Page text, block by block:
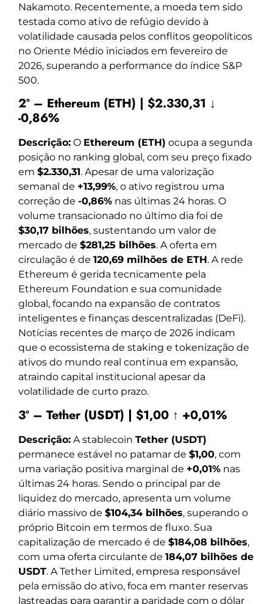
Nakamoto. Recentemente, a moeda tem sido
testada como ativo de refúgio devido à
volatilidade causada pelos conflitos geopolíticos
no Oriente Médio iniciados em fevereiro de
2026, superando a performance do índice S&P
500.
2º – Ethereum (ETH) | $2.330,31 ↓
-0,86%
Descrição: O Ethereum (ETH) ocupa a segunda
posição no ranking global, com seu preço fixado
em $2.330,31. Apesar de uma valorização
semanal de +13,99%, o ativo registrou uma
correção de -0,86% nas últimas 24 horas. O
volume transacionado no último dia foi de
$30,17 bilhões, sustentando um valor de
mercado de $281,25 bilhões. A oferta em
circulação é de 120,69 milhões de ETH. A rede
Ethereum é gerida tecnicamente pela
Ethereum Foundation e sua comunidade
global, focando na expansão de contratos
inteligentes e finanças descentralizadas (DeFi).
Notícias recentes de março de 2026 indicam
que o ecossistema de staking e tokenização de
ativos do mundo real continua em expansão,
atraindo capital institucional apesar da
volatilidade de curto prazo.
3º – Tether (USDT) | $1,00 ↑ +0,01%
Descrição: A stablecoin Tether (USDT)
permanece estável no patamar de $1,00, com
uma variação positiva marginal de +0,01% nas
últimas 24 horas. Sendo o principal par de
liquidez do mercado, apresenta um volume
diário massivo de $104,34 bilhões, superando o
próprio Bitcoin em termos de fluxo. Sua
capitalização de mercado é de $184,08 bilhões,
com uma oferta circulante de 184,07 bilhões de
USDT. A Tether Limited, empresa responsável
pela emissão do ativo, foca em manter reservas
lastreadas para garantir a paridade com o dólar